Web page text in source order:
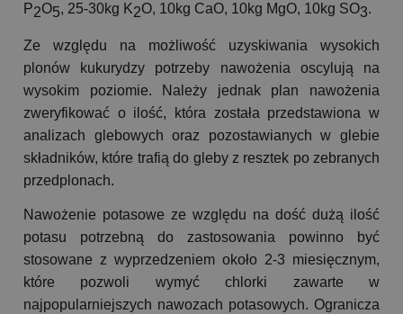
P2O5, 25-30kg K2O, 10kg CaO, 10kg MgO, 10kg SO3.
Ze względu na możliwość uzyskiwania wysokich
plonów kukurydzy potrzeby nawożenia oscylują na
wysokim poziomie. Należy jednak plan nawożenia
zweryfikować o ilość, która została przedstawiona w
analizach glebowych oraz pozostawianych w glebie
składników, które trafią do gleby z resztek po zebranych
przedplonach.
Nawożenie potasowe ze względu na dość dużą ilość
potasu potrzebną do zastosowania powinno być
stosowane z wyprzedzeniem około 2-3 miesięcznym,
które pozwoli wymyć chlorki zawarte w
najpopularniejszych nawozach potasowych. Ogranicza